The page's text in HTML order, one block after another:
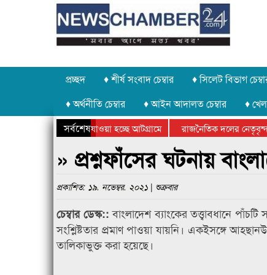
প্রচ্ছদ ♦ শীর্ষ সংবাদ চেম্বার ♦ সিলেট বিভাগ
♦ অর্থনীতি চেম্বার
♦ আইন আদালত চেম্বার ♦
সর্বশেষ
চুরি করে নিয়ে যাওয়া হচ্ছে আটগ্রামে রাজনৈতিক দলের নেতৃবৃন্দ
ক্রীড়া প্রতিযোগিতার পুরস্কার বিতরণ সম্পন্ন
সিলেটে বাংলাদেশ গ্রুপ
» প্রশ্নফাঁসের ঘটনায়
প্রকাশিত: ১৯. নভেম্বর. ২০২১ | শুক্রবার
চেম্বার ডেস্ক::বাংলাদেশ ব্যাংকের তত্ত্বাবধানে
সংশ্লিষ্টতার প্রমাণ পাওয়া যায়নি। একইসঙ্গে
তালিকাভুক্ত করা হয়েছে।